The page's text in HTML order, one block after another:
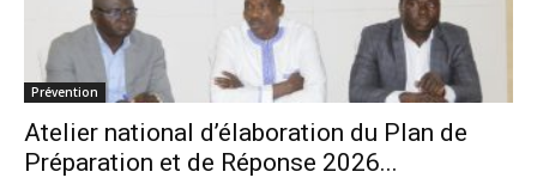
Prévention
Atelier national d’élaboration du Plan de
Préparation et de Réponse 2026...